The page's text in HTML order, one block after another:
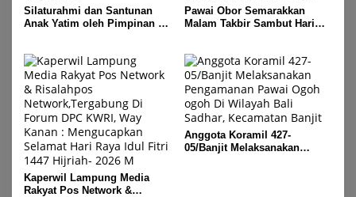
Silaturahmi dan Santunan
Anak Yatim oleh Pimpinan PT
Pawai Obor Semarakkan
Malam Takbir Sambut Hari
Asam, Kecamatan Banjit
Kaperwil Lampung Media
Rakyat Pos Network &
Anggota Koramil 427-
05/Banjit Melaksanakan